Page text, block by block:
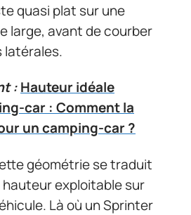
quasi plat sur une
large, avant de courber
latérales.
:Hauteur idéale
car : Comment la
un camping-car ?
géométrie se traduit
hauteur exploitable sur
Là où un Sprinter